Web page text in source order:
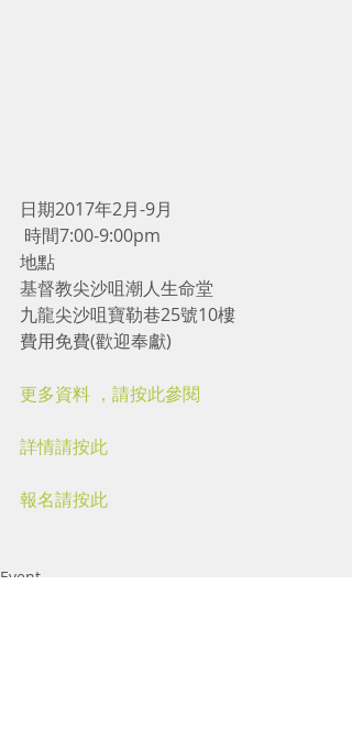
日期2017年2月-9月
時間7:00-9:00pm
地點
基督教尖沙咀潮人生命堂
九龍尖沙咀寶勒巷25號10樓
費用免費(歡迎奉獻)
更多資料 ，請按此參閱
詳情請按此
報名請按此
Event